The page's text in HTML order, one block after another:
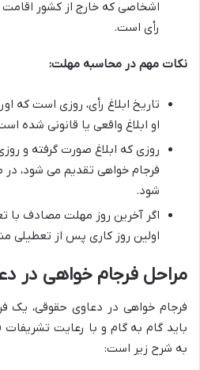
اشخاصی که خارج از کشور اقامت
رأی است.
نکات مهم در محاسبه مهلت:
تاریخ ابلاغ رأی، روزی است که
او ابلاغ واقعی یا قانونی شده
روزی که ابلاغ صورت گرفته و
فرجام خواهی تقدیم می شود،
شود.
اگر آخرین روز مهلت مصادف با
اولین روز کاری پس از تعطیلی
مراحل فرجام خواهی در
فرجام خواهی در دعاوی حقوقی، یک
باید گام به گام و با رعایت تشریفات
به شرح زیر است: